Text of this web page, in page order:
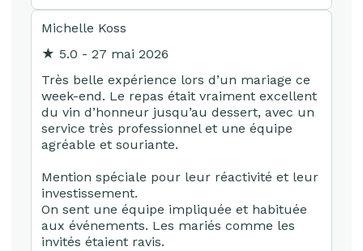
Michelle Koss
★ 5.0 - 27 mai 2026
Très belle expérience lors d’un mariage ce
week-end. Le repas était vraiment excellent
du vin d’honneur jusqu’au dessert, avec un
service très professionnel et une équipe
agréable et souriante.
Mention spéciale pour leur réactivité et leur
investissement.
On sent une équipe impliquée et habituée
aux événements. Les mariés comme les
invités étaient ravis.